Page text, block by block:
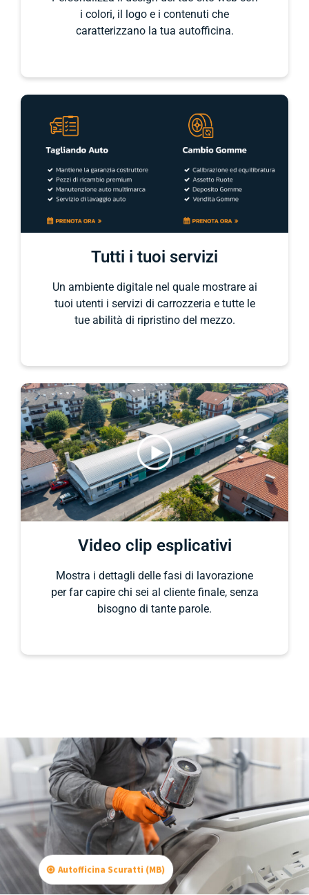
i colori, il logo e i contenuti che
caratterizzano la tua autofficina.
Tutti i tuoi servizi
Un ambiente digitale nel quale mostrare ai
tuoi utenti i servizi di carrozzeria e tutte le
tue abilità di ripristino del mezzo.
Video clip esplicativi
Mostra i dettagli delle fasi di lavorazione
per far capire chi sei al cliente finale, senza
bisogno di tante parole.
Autofficina Scuratti (MB)